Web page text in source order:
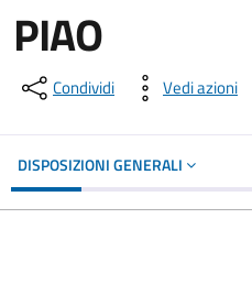
PIAO
Condividi Vedi azioni
DISPOSIZIONI GENERALI